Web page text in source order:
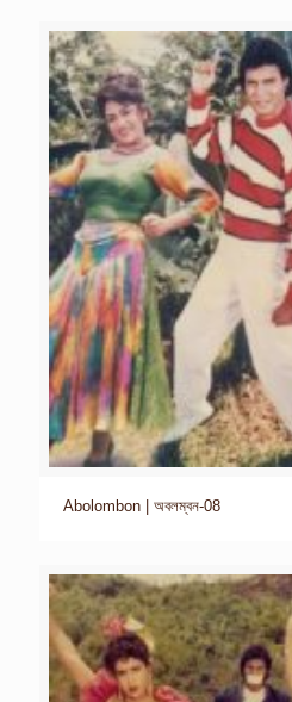
Abolombon | অবলম্বন-08